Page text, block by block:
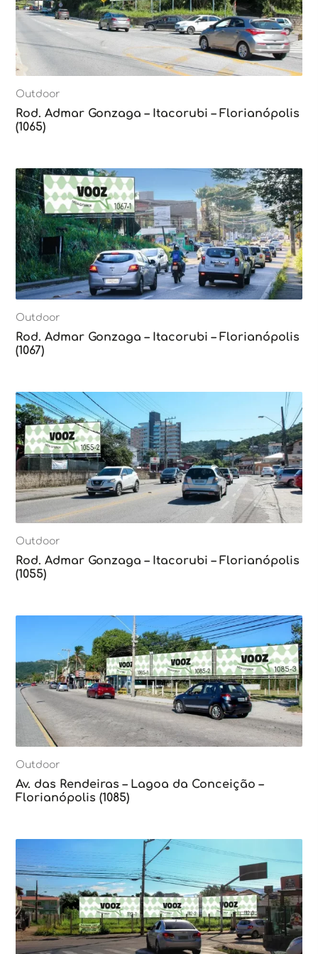
Outdoor
Rod. Admar Gonzaga – Itacorubi – Florianópolis
(1065)
Outdoor
Rod. Admar Gonzaga – Itacorubi – Florianópolis
(1067)
Outdoor
Rod. Admar Gonzaga – Itacorubi – Florianópolis
(1055)
Outdoor
Av. das Rendeiras – Lagoa da Conceição –
Florianópolis (1085)